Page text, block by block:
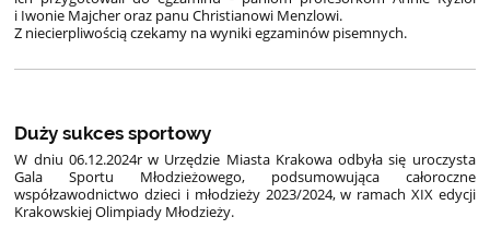
i Iwonie Majcher oraz panu Christianowi Menzlowi.
Z niecierpliwością czekamy na wyniki egzaminów pisemnych.
Duży sukces sportowy
W dniu 06.12.2024r w Urzędzie Miasta Krakowa odbyła się uroczysta
Gala Sportu Młodzieżowego, podsumowująca całoroczne
współzawodnictwo dzieci i młodzieży 2023/2024, w ramach XIX edycji
Krakowskiej Olimpiady Młodzieży.